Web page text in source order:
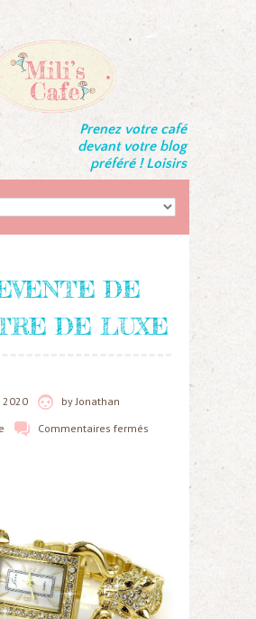
Prenez votre café
devant votre blog
préféré ! Loisirs
DE
DE LUXE
2020 by Jonathan
Commentaires fermés